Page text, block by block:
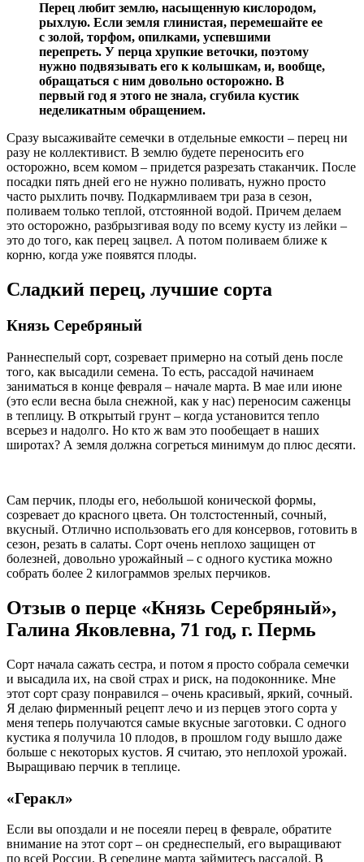
Перец любит землю, насыщенную кислородом,
рыхлую. Если земля глинистая, перемешайте ее
с золой, торфом, опилками, успевшими
перепреть. У перца хрупкие веточки, поэтому
нужно подвязывать его к колышкам, и, вообще,
обращаться с ним довольно осторожно. В
первый год я этого не знала, сгубила кустик
неделикатным обращением.
Сразу высаживайте семечки в отдельные емкости – перец ни
разу не коллективист. В землю будете переносить его
осторожно, всем комом – придется разрезать стаканчик. После
посадки пять дней его не нужно поливать, нужно просто
часто рыхлить почву. Подкармливаем три раза в сезон,
поливаем только теплой, отстоянной водой. Причем делаем
это осторожно, разбрызгивая воду по всему кусту из лейки –
это до того, как перец зацвел. А потом поливаем ближе к
корню, когда уже появятся плоды.
Сладкий перец, лучшие сорта
Князь Серебряный
Раннеспелый сорт, созревает примерно на сотый день после
того, как высадили семена. То есть, рассадой начинаем
заниматься в конце февраля – начале марта. В мае или июне
(это если весна была снежной, как у нас) переносим саженцы
в теплицу. В открытый грунт – когда установится тепло
всерьез и надолго. Но кто ж вам это пообещает в наших
широтах? А земля должна согреться минимум до плюс десяти.
Сам перчик, плоды его, небольшой конической формы,
созревает до красного цвета. Он толстостенный, сочный,
вкусный. Отлично использовать его для консервов, готовить в
сезон, резать в салаты. Сорт очень неплохо защищен от
болезней, довольно урожайный – с одного кустика можно
собрать более 2 килограммов зрелых перчиков.
Отзыв о перце «Князь Серебряный»,
Галина Яковлевна, 71 год, г. Пермь
Сорт начала сажать сестра, и потом я просто собрала семечки
и высадила их, на свой страх и риск, на подоконнике. Мне
этот сорт сразу понравился – очень красивый, яркий, сочный.
Я делаю фирменный рецепт лечо и из перцев этого сорта у
меня теперь получаются самые вкусные заготовки. С одного
кустика я получила 10 плодов, в прошлом году вышло даже
больше с некоторых кустов. Я считаю, это неплохой урожай.
Выращиваю перчик в теплице.
«Геракл»
Если вы опоздали и не посеяли перец в феврале, обратите
внимание на этот сорт – он среднеспелый, его выращивают
по всей России. В середине марта займитесь рассадой. В